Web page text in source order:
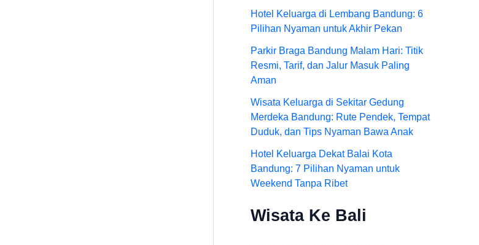
Hotel Keluarga di Lembang Bandung: 6
Pilihan Nyaman untuk Akhir Pekan
Parkir Braga Bandung Malam Hari: Titik
Resmi, Tarif, dan Jalur Masuk Paling
Aman
Wisata Keluarga di Sekitar Gedung
Merdeka Bandung: Rute Pendek, Tempat
Duduk, dan Tips Nyaman Bawa Anak
Hotel Keluarga Dekat Balai Kota
Bandung: 7 Pilihan Nyaman untuk
Weekend Tanpa Ribet
Wisata Ke Bali